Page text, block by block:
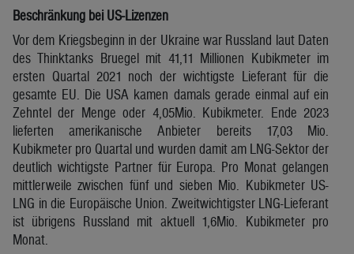
Beschränkung bei US-Lizenzen
Vor dem Kriegsbeginn in der Ukraine war Russland laut Daten
des Thinktanks Bruegel mit 41,11 Millionen Kubikmeter im
ersten Quartal 2021 noch der wichtigste Lieferant für die
gesamte EU. Die USA kamen damals gerade einmal auf ein
Zehntel der Menge oder 4,05Mio. Kubikmeter. Ende 2023
lieferten amerikanische Anbieter bereits 17,03 Mio.
Kubikmeter pro Quartal und wurden damit am LNG-Sektor der
deutlich wichtigste Partner für Europa. Pro Monat gelangen
mittlerweile zwischen fünf und sieben Mio. Kubikmeter US-
LNG in die Europäische Union. Zweitwichtigster LNG-Lieferant
ist übrigens Russland mit aktuell 1,6Mio. Kubikmeter pro
Monat.